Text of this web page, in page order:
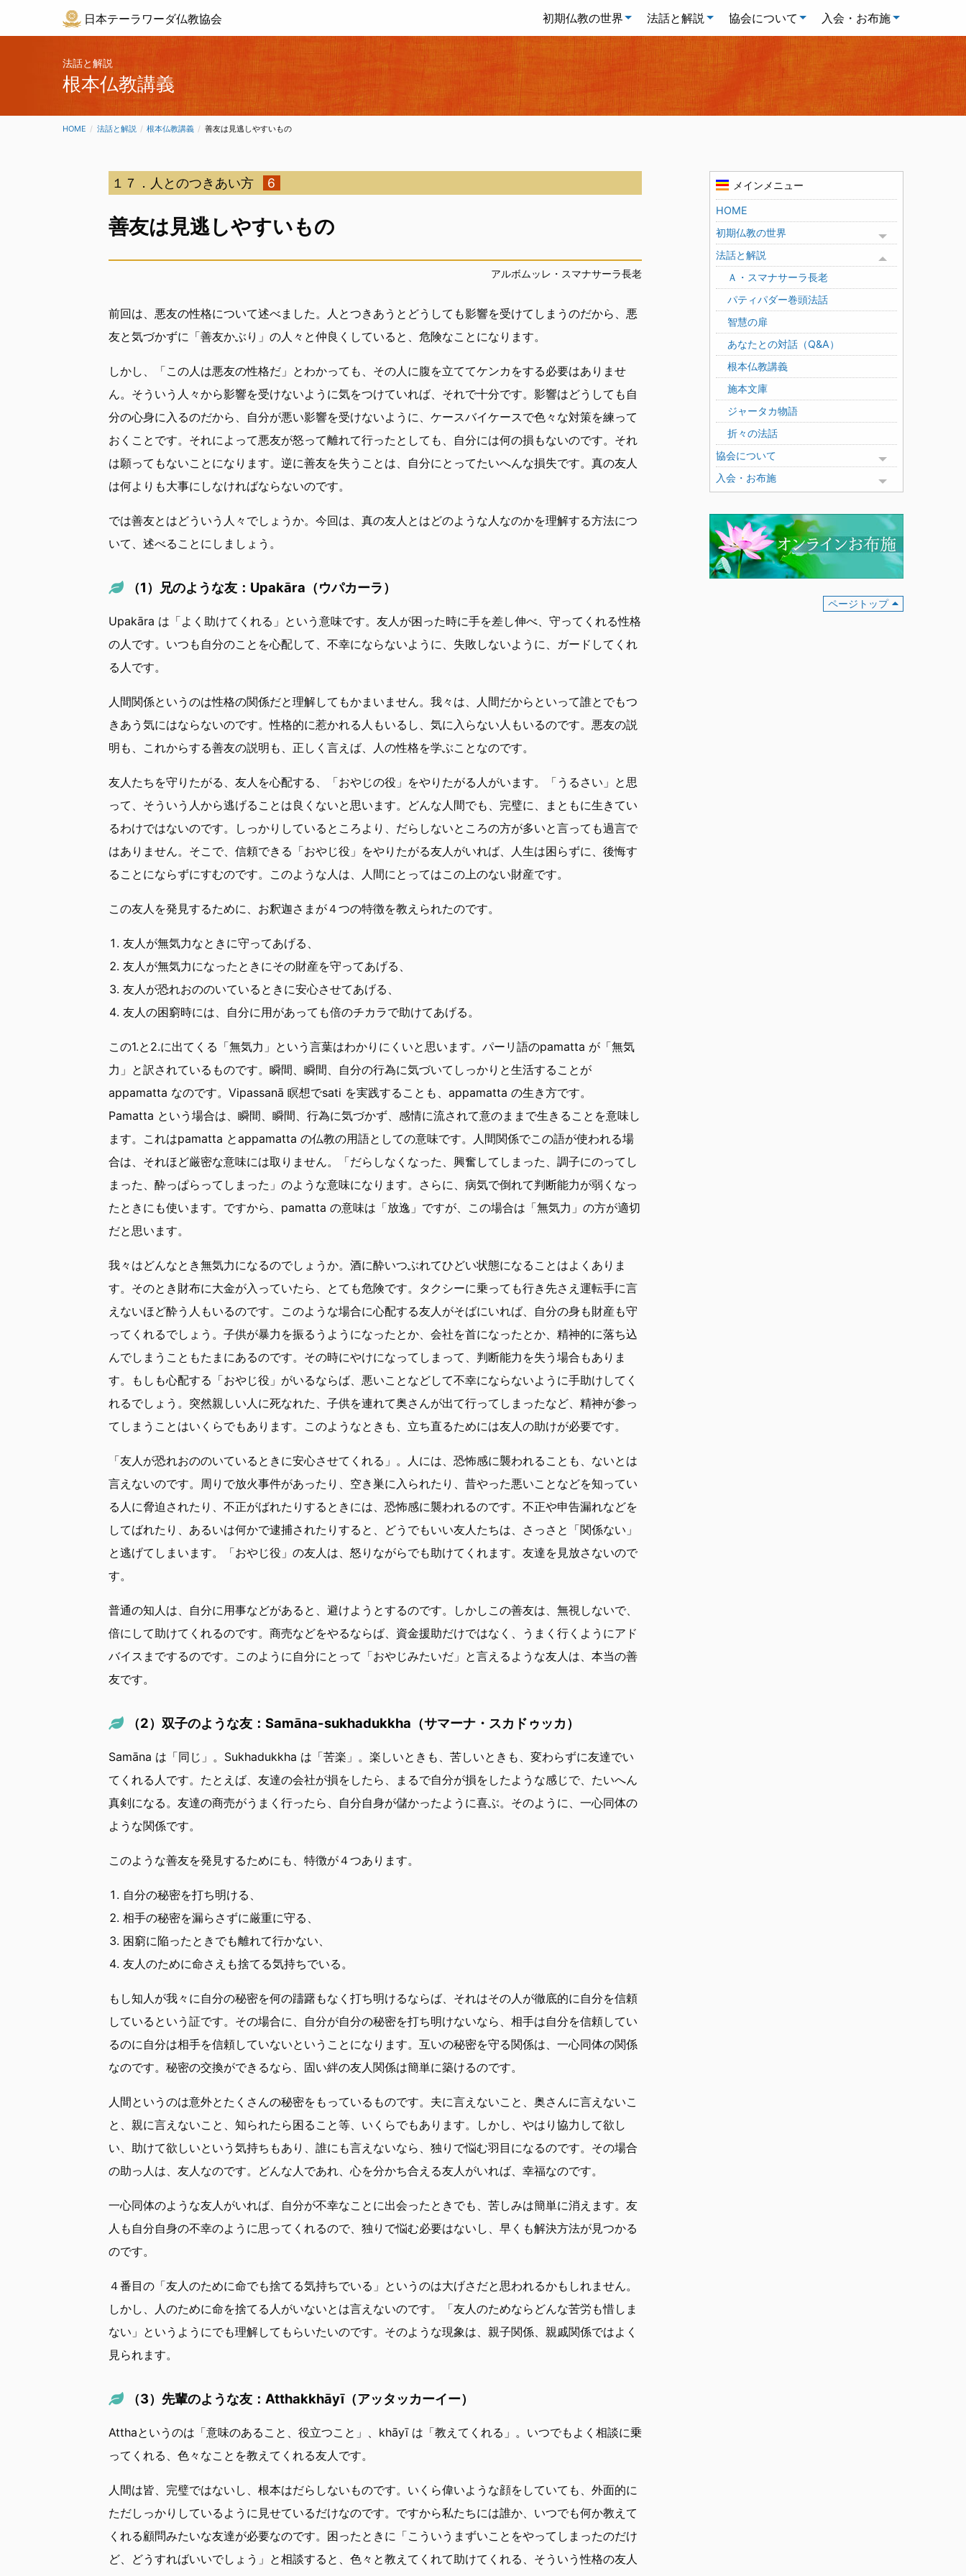
日本テーラワーダ仏教協会 初期仏教の世界 法話と解説 協会について 入会・お布施
法話と解説
根本仏教講義
HOME 法話と解説 根本仏教講義 CURRENT:
善友は見逃しやすいもの
１７．人とのつきあい方 6
善友は見逃しやすいもの
アルボムッレ・スマナサーラ長老
前回は、悪友の性格について述べました。人とつきあうとどうしても影響を受けてしまうのだから、悪
友と気づかずに「善友かぶり」の人々と仲良くしていると、危険なことになります。
しかし、「この人は悪友の性格だ」とわかっても、その人に腹を立ててケンカをする必要はありませ
ん。そういう人々から影響を受けないように気をつけていれば、それで十分です。影響はどうしても自
分の心身に入るのだから、自分が悪い影響を受けないように、ケースバイケースで色々な対策を練って
おくことです。それによって悪友が怒って離れて行ったとしても、自分には何の損もないのです。それ
は願ってもないことになります。逆に善友を失うことは、自分にとってたいへんな損失です。真の友人
は何よりも大事にしなければならないのです。
では善友とはどういう人々でしょうか。今回は、真の友人とはどのような人なのかを理解する方法につ
いて、述べることにしましょう。
（1）兄のような友：Upakāra（ウパカーラ）
Upakāra は「よく助けてくれる」という意味です。友人が困った時に手を差し伸べ、守ってくれる性格
の人です。いつも自分のことを心配して、不幸にならないように、失敗しないように、ガードしてくれ
る人です。
人間関係というのは性格の関係だと理解してもかまいません。我々は、人間だからといって誰とでもつ
きあう気にはならないのです。性格的に惹かれる人もいるし、気に入らない人もいるのです。悪友の説
明も、これからする善友の説明も、正しく言えば、人の性格を学ぶことなのです。
友人たちを守りたがる、友人を心配する、「おやじの役」をやりたがる人がいます。「うるさい」と思
って、そういう人から逃げることは良くないと思います。どんな人間でも、完璧に、まともに生きてい
るわけではないのです。しっかりしているところより、だらしないところの方が多いと言っても過言で
はありません。そこで、信頼できる「おやじ役」をやりたがる友人がいれば、人生は困らずに、後悔す
ることにならずにすむのです。このような人は、人間にとってはこの上のない財産です。
この友人を発見するために、お釈迦さまが４つの特徴を教えられたのです。
友人が無気力なときに守ってあげる、
友人が無気力になったときにその財産を守ってあげる、
友人が恐れおののいているときに安心させてあげる、
友人の困窮時には、自分に用があっても倍のチカラで助けてあげる。
この1.と2.に出てくる「無気力」という言葉はわかりにくいと思います。パーリ語のpamatta が「無気
力」と訳されているものです。瞬間、瞬間、自分の行為に気づいてしっかりと生活することが
appamatta なのです。Vipassanā 瞑想でsati を実践することも、appamatta の生き方です。
Pamatta という場合は、瞬間、瞬間、行為に気づかず、感情に流されて意のままで生きることを意味し
ます。これはpamatta とappamatta の仏教の用語としての意味です。人間関係でこの語が使われる場
合は、それほど厳密な意味には取りません。「だらしなくなった、興奮してしまった、調子にのってし
まった、酔っぱらってしまった」のような意味になります。さらに、病気で倒れて判断能力が弱くなっ
たときにも使います。ですから、pamatta の意味は「放逸」ですが、この場合は「無気力」の方が適切
だと思います。
我々はどんなとき無気力になるのでしょうか。酒に酔いつぶれてひどい状態になることはよくありま
す。そのとき財布に大金が入っていたら、とても危険です。タクシーに乗っても行き先さえ運転手に言
えないほど酔う人もいるのです。このような場合に心配する友人がそばにいれば、自分の身も財産も守
ってくれるでしょう。子供が暴力を振るうようになったとか、会社を首になったとか、精神的に落ち込
んでしまうこともたまにあるのです。その時にやけになってしまって、判断能力を失う場合もありま
す。もしも心配する「おやじ役」がいるならば、悪いことなどして不幸にならないように手助けしてく
れるでしょう。突然親しい人に死なれた、子供を連れて奥さんが出て行ってしまったなど、精神が参っ
てしまうことはいくらでもあります。このようなときも、立ち直るためには友人の助けが必要です。
「友人が恐れおののいているときに安心させてくれる」。人には、恐怖感に襲われることも、ないとは
言えないのです。周りで放火事件があったり、空き巣に入られたり、昔やった悪いことなどを知ってい
る人に脅迫されたり、不正がばれたりするときには、恐怖感に襲われるのです。不正や申告漏れなどを
してばれたり、あるいは何かで逮捕されたりすると、どうでもいい友人たちは、さっさと「関係ない」
と逃げてしまいます。「おやじ役」の友人は、怒りながらでも助けてくれます。友達を見放さないので
す。
普通の知人は、自分に用事などがあると、避けようとするのです。しかしこの善友は、無視しないで、
倍にして助けてくれるのです。商売などをやるならば、資金援助だけではなく、うまく行くようにアド
バイスまでするのです。このように自分にとって「おやじみたいだ」と言えるような友人は、本当の善
友です。
（2）双子のような友：Samāna-sukhadukkha（サマーナ・スカドゥッカ）
Samāna は「同じ」。Sukhadukkha は「苦楽」。楽しいときも、苦しいときも、変わらずに友達でい
てくれる人です。たとえば、友達の会社が損をしたら、まるで自分が損をしたような感じで、たいへん
真剣になる。友達の商売がうまく行ったら、自分自身が儲かったように喜ぶ。そのように、一心同体の
ような関係です。
このような善友を発見するためにも、特徴が４つあります。
自分の秘密を打ち明ける、
相手の秘密を漏らさずに厳重に守る、
困窮に陥ったときでも離れて行かない、
友人のために命さえも捨てる気持ちでいる。
もし知人が我々に自分の秘密を何の躊躇もなく打ち明けるならば、それはその人が徹底的に自分を信頼
しているという証です。その場合に、自分が自分の秘密を打ち明けないなら、相手は自分を信頼してい
るのに自分は相手を信頼していないということになります。互いの秘密を守る関係は、一心同体の関係
なのです。秘密の交換ができるなら、固い絆の友人関係は簡単に築けるのです。
人間というのは意外とたくさんの秘密をもっているものです。夫に言えないこと、奥さんに言えないこ
と、親に言えないこと、知られたら困ること等、いくらでもあります。しかし、やはり協力して欲し
い、助けて欲しいという気持ちもあり、誰にも言えないなら、独りで悩む羽目になるのです。その場合
の助っ人は、友人なのです。どんな人であれ、心を分かち合える友人がいれば、幸福なのです。
一心同体のような友人がいれば、自分が不幸なことに出会ったときでも、苦しみは簡単に消えます。友
人も自分自身の不幸のように思ってくれるので、独りで悩む必要はないし、早くも解決方法が見つかる
のです。
４番目の「友人のために命でも捨てる気持ちでいる」というのは大げさだと思われるかもしれません。
しかし、人のために命を捨てる人がいないとは言えないのです。「友人のためならどんな苦労も惜しま
ない」というようにでも理解してもらいたいのです。そのような現象は、親子関係、親戚関係ではよく
見られます。
（3）先輩のような友：Atthakkhāyī（アッタッカーイー）
Atthaというのは「意味のあること、役立つこと」、khāyī は「教えてくれる」。いつでもよく相談に乗
ってくれる、色々なことを教えてくれる友人です。
人間は皆、完璧ではないし、根本はだらしないものです。いくら偉いような顔をしていても、外面的に
ただしっかりしているように見せているだけなのです。ですから私たちには誰か、いつでも何か教えて
くれる顧問みたいな友達が必要なのです。困ったときに「こういうまずいことをやってしまったのだけ
ど、どうすればいいでしょう」と相談すると、色々と教えてくれて助けてくれる、そういう性格の友人
メインメニュー
HOME
初期仏教の世界
Toggle menu
法話と解説
Toggle menu
Ａ・スマナサーラ長老
パティパダー巻頭法話
智慧の扉
あなたとの対話（Q&A）
根本仏教講義
施本文庫
ジャータカ物語
折々の法話
協会について
Toggle menu
入会・お布施
Toggle menu
ページトップ